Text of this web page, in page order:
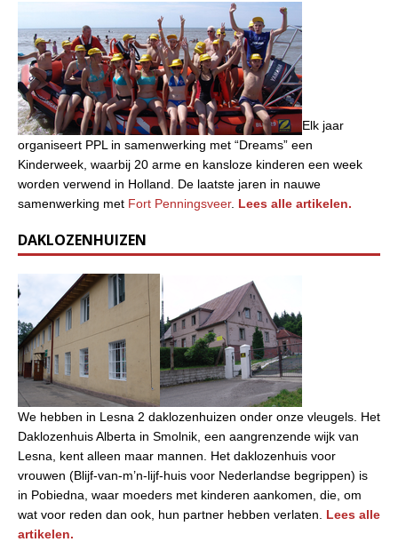
Elk jaar
organiseert PPL in samenwerking met “Dreams” een
Kinderweek, waarbij 20 arme en kansloze kinderen een week
worden verwend in Holland. De laatste jaren in nauwe
samenwerking met Fort Penningsveer. Lees alle artikelen.
DAKLOZENHUIZEN
We hebben in Lesna 2 daklozenhuizen onder onze vleugels. Het
Daklozenhuis Alberta in Smolnik, een aangrenzende wijk van
Lesna, kent alleen maar mannen. Het daklozenhuis voor
vrouwen (Blijf-van-m’n-lijf-huis voor Nederlandse begrippen) is
in Pobiedna, waar moeders met kinderen aankomen, die, om
wat voor reden dan ook, hun partner hebben verlaten. Lees alle
artikelen.